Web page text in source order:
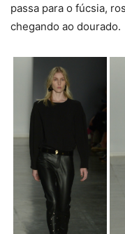
passa para o fúcsia,
chegando ao dourado.